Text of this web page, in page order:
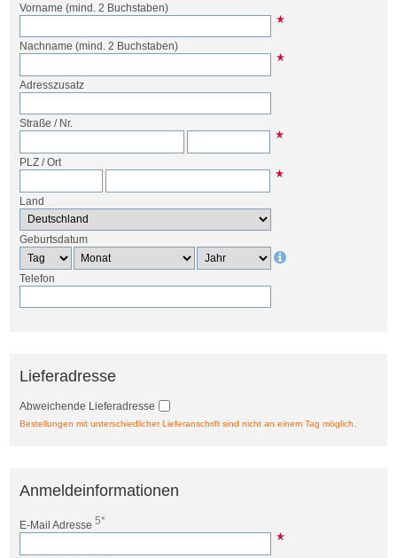
Vorname (mind. 2 Buchstaben)
Nachname (mind. 2 Buchstaben)
Adresszusatz
Straße / Nr.
PLZ/Ort
Land
Geburtsdatum
Telefon
Lieferadresse
Abweichende Lieferadresse
Bestellungen mit unterschiedlicher Lieferanschrift sind nicht an einem Tag möglich.
Anmeldeinformationen
E-Mail Adresse 5*